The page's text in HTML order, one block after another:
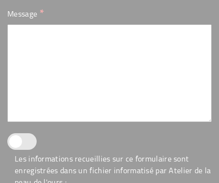
Message *
Les informations recueillies sur ce formulaire sont
enregistrées dans un fichier informatisé par Atelier de la